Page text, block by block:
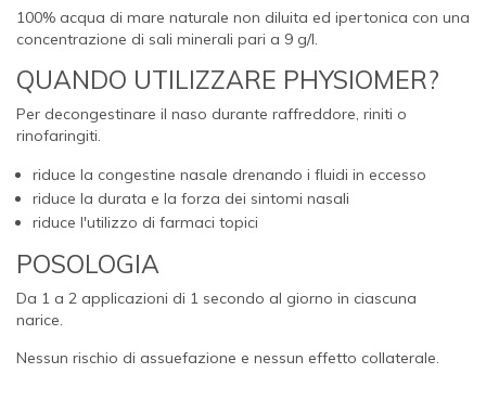
100% acqua di mare naturale non diluita ed ipertonica con una
concentrazione di sali minerali pari a 9 g/l.
QUANDO UTILIZZARE PHYSIOMER?
Per decongestinare il naso durante raffreddore, riniti o
rinofaringiti.
riduce la congestine nasale drenando i fluidi in eccesso
riduce la durata e la forza dei sintomi nasali
riduce l'utilizzo di farmaci topici
POSOLOGIA
Da 1 a 2 applicazioni di 1 secondo al giorno in ciascuna
narice.
Nessun rischio di assuefazione e nessun effetto collaterale.